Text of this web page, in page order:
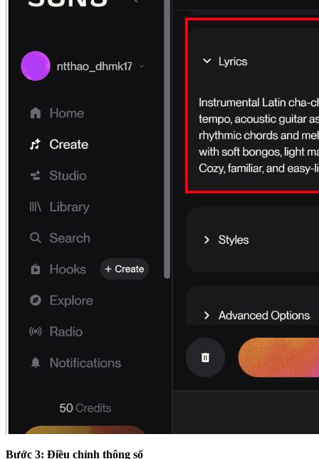
Bước 3: Điều chỉnh thông số